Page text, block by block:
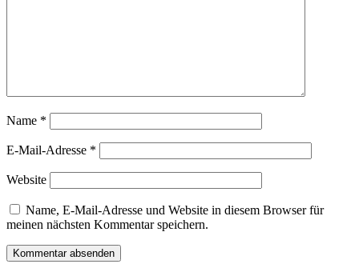
Name *
E-Mail-Adresse *
Website
Name, E-Mail-Adresse und Website in diesem Browser für
meinen nächsten Kommentar speichern.